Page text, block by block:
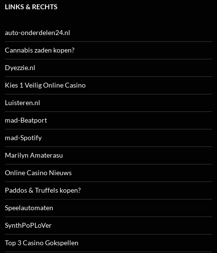
LINKS & RECHTS
auto-onderdelen24.nl
Cannabis zaden kopen?
Dyezzie.nl
Kies 1 Veilig Online Casino
Luisteren.nl
mad-Beatport
mad-Spotify
Marilyn Amaterasu
Online Casino Nieuws
Paddos & Truffels kopen?
Speelautomaten
SynthPoPLoVer
Top 3 Casino Gokspellen